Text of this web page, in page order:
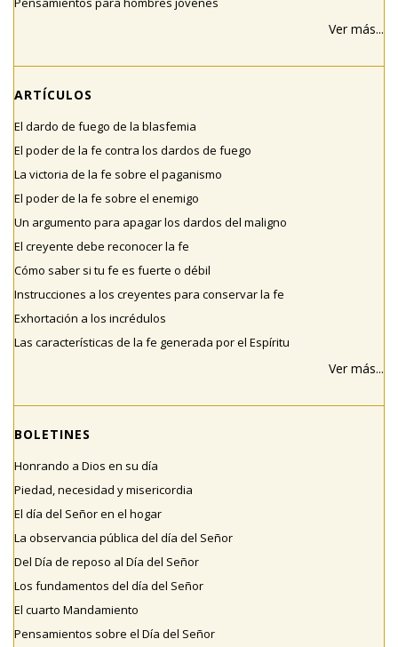
Ver más...
ARTÍCULOS
El dardo de fuego de la blasfemia
El poder de la fe contra los dardos de fuego
La victoria de la fe sobre el paganismo
El poder de la fe sobre el enemigo
Un argumento para apagar los dardos del maligno
El creyente debe reconocer la fe
Cómo saber si tu fe es fuerte o débil
Instrucciones a los creyentes para conservar la fe
Exhortación a los incrédulos
Las características de la fe generada por el Espíritu
Ver más...
BOLETINES
Honrando a Dios en su día
Piedad, necesidad y misericordia
El día del Señor en el hogar
La observancia pública del día del Señor
Del Día de reposo al Día del Señor
Los fundamentos del día del Señor
El cuarto Mandamiento
Pensamientos sobre el Día del Señor